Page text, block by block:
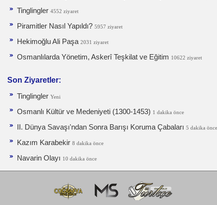
Tinglingler 4552 ziyaret
Piramitler Nasıl Yapıldı? 5957 ziyaret
Hekimoğlu Ali Paşa 2031 ziyaret
Osmanlılarda Yönetim, Askerî Teşkilat ve Eğitim 10622 ziyaret
Son Ziyaretler:
Tinglingler Yeni
Osmanlı Kültür ve Medeniyeti (1300-1453) 1 dakika önce
II. Dünya Savaşı'ndan Sonra Barışı Koruma Ça­baları 5 dakika önce
Kazım Karabekir 8 dakika önce
Navarin Olayı 10 dakika önce